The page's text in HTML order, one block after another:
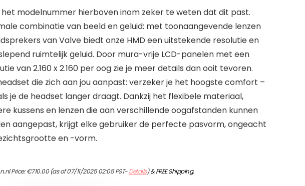
modelnummer hierboven inom zeker te weten dat dit past.
combinatie van beeld en geluid: met toonaangevende lenzen
van Valve biedt onze HMD een uitstekende resolutie en
ruimtelijk geluid. Door mura-vrije LCD-panelen met een
van 2.160 x 2.160 per oog zie je meer details dan ooit tevoren.
die zich aan jou aanpast: verzeker je het hoogste comfort –
je de headset langer draagt. Dankzij het flexibele materiaal,
kussens en lenzen die aan verschillende oogafstanden kunnen
aangepast, krijgt elke gebruiker de perfecte pasvorm, ongeacht
en -vorm.
Price:€710.00(as of 07/11/2025 02:05 PST-Details)&FREE Shipping.